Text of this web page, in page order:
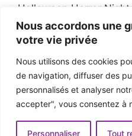
Nous accordons une
votre vie privée
Nous utilisons des cookies
de navigation, diffuser des
personnalisés et analyser
accepter", vous consentez à
Personnaliser Tout
Halloween Horror
Afroman poursuit un
victoire du jury en